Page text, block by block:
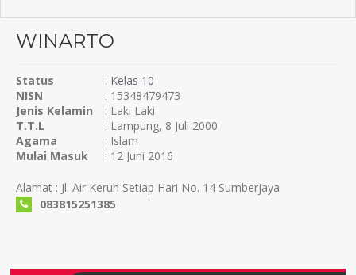
WINARTO
Status : Kelas 10
NISN
: 15348479473
Jenis Kelamin
: Laki Laki
T.T.L
: Lampung, 8 Juli 2000
Agama
: Islam
Mulai Masuk
: 12 Juni 2016
Alamat : Jl. Air Keruh Setiap Hari No. 14 Sumberjaya
083815251385